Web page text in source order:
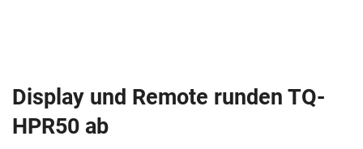
Display und Remote runden TQ-
HPR50 ab